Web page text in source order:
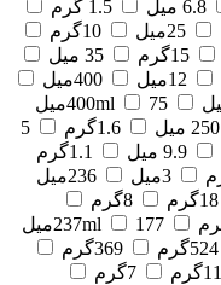
6.8 میل
1.5 گرم
25میل
10گرم
15گرم
35 میل
12میل
400میل
400ml
75میل
250 میل 1.6گرم
5
9.9 میل
1.1گرم
3میل
236میل
18گرم
8گرم
237ml
177میل
524گرم
369گرم
11گرم
7گرم